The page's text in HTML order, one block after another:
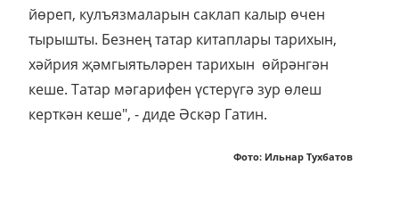
йөреп, кулъязмаларын саклап калыр өчен
тырышты. Безнең татар китаплары тарихын,
хәйрия җәмгыятьләрен тарихын өйрәнгән
кеше. Татар мәгарифен үстерүгә зур өлеш
керткән кеше", - диде Әскәр Гатин.
Фото: Ильнар Тухбатов